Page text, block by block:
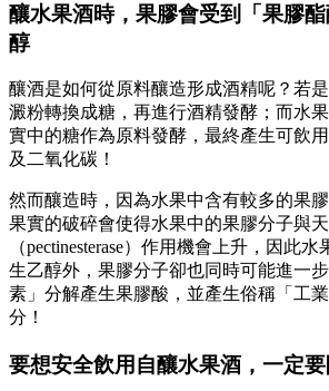
釀水果酒時，果膠會受到「果膠
醇
釀酒是如何從原料釀造形成酒精呢？若
澱粉轉換成糖，再進行酒精發酵；而水
實中的糖作為原料發酵，最終產生可飲
及二氧化碳！
然而釀造時，因為水果中含有較多的果
果實的破碎會使得水果中的果膠分子與
（pectinesterase）作用機會上升，因此
生乙醇外，果膠分子卻也同時可能進一
素」分解產生果膠酸，並產生俗稱「工
分！
要想安全飲用自釀水果酒，一定要